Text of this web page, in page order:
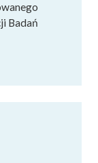
Badań